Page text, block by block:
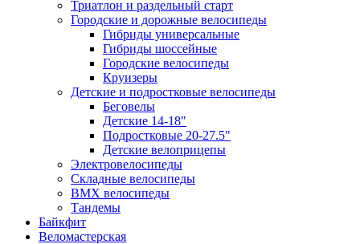
Триатлон и раздельный старт
Городские и дорожные велосипеды
Гибриды универсальные
Гибриды шоссейные
Городские велосипеды
Круизеры
Детские и подростковые велосипеды
Беговелы
Детские 14-18"
Подростковые 20-27.5"
Детские велоприцепы
Электровелосипеды
Складные велосипеды
BMX велосипеды
Тандемы
Байкфит
Веломастерская